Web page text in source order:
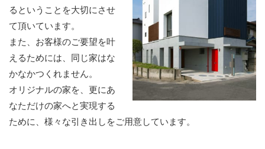
るということを大切にさせ
て頂いています。
また、お客様のご要望を叶
えるためには、同じ家はな
かなかつくれません。
オリジナルの家を、更にあ
なただけの家へと実現する
ために、様々な引き出しをご用意しています。